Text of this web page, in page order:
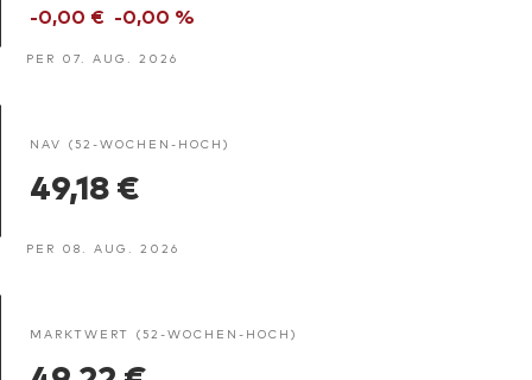
-0,00 € -0,00 %
PER 07. AUG. 2026
NAV (52-WOCHEN-HOCH)
49,18 €
PER 08. AUG. 2026
MARKTWERT (52-WOCHEN-HOCH)